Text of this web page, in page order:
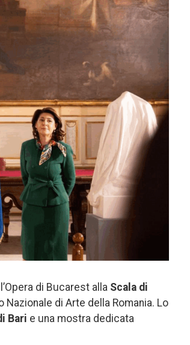
di Bucarest alla Scala di
Nazionale di Arte della Romania. Lo
Bari e una mostra dedicata